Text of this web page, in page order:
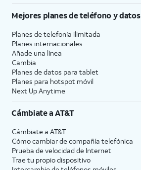
Mejores planes de teléfono y datos
Planes de telefonía ilimitada
Planes internacionales
Añade una línea
Cambia
Planes de datos para tablet
Planes para hotspot móvil
Next Up Anytime
Cámbiate aAT&T
Cámbiate a AT&T
Cómo cambiar de compañía telefónica
Prueba de velocidad de Internet
Trae tu propio dispositivo